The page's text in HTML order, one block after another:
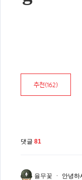
추천(162)
댓글 81
율무꽃 안녕하